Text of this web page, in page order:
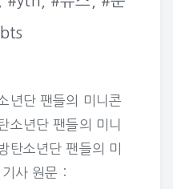
년단 팬들의 미니콘
년단 팬들의 미니
소년단 팬들의 미
기사 원문 :